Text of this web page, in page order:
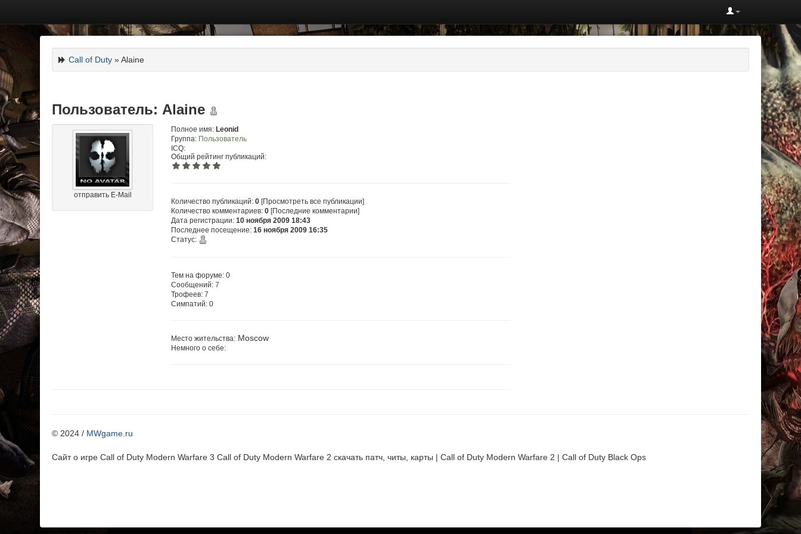
Call of Duty » Alaine
Пользователь: Alaine
отправить E-Mail
Полное имя: Leonid
Группа: Пользователь
ICQ:
Общий рейтинг публикаций:
Количество публикаций: 0 [Просмотреть все публикации]
Количество комментариев: 0 [Последние комментарии]
Дата регистрации: 10 ноября 2009 18:43
Последнее посещение: 16 ноября 2009 16:35
Статус:
Тем на форуме: 0
Сообщений: 7
Трофеев: 7
Симпатий: 0
Место жительства: Moscow
Немного о себе:
© 2024 / MWgame.ru
Cайт о игре Call of Duty Modern Warfare 3 Call of Duty Modern Warfare 2 cкачать патч, читы, карты | Call of Duty Modern Warfare 2 | Call of Duty Black Ops